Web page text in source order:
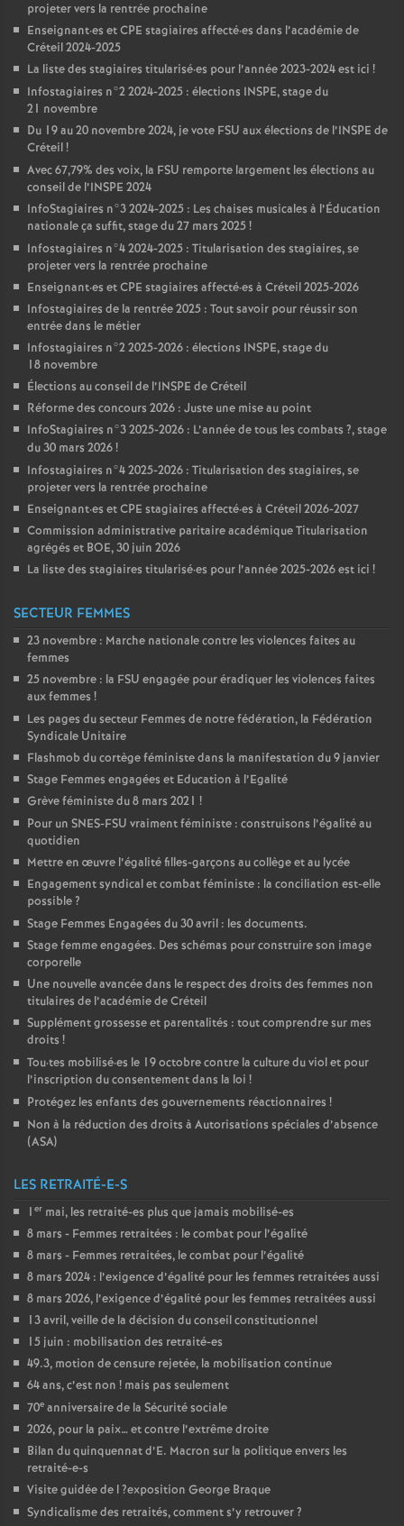
projeter vers la rentrée prochaine
Enseignant·es etCPE stagiaires affecté·es dans l’académie de
Créteil 2024-2025
La liste des stagiaires titularisé·es pour l’année 2023-2024 est ici !
Infostagiaires n°2 2024-2025 : élections INSPE, stage du
21 novembre
Du 19 au 20 novembre 2024, je vote FSU aux élections de l’INSPE de
Créteil!
Avec 67,79% des voix, la FSU remporte largement les élections au
conseil de l’INSPE 2024
InfoStagiaires n°3 2024-2025 : Les chaises musicales à l’Éducation
nationale ça suffit, stage du 27 mars 2025!
Infostagiaires n°4 2024-2025 : Titularisation des stagiaires, se
projeter vers la rentrée prochaine
Enseignant·es etCPE stagiaires affecté·es à Créteil 2025-2026
Infostagiaires de la rentrée 2025 : Tout savoir pour réussir son
entrée dans le métier
Infostagiaires n°2 2025-2026 : élections INSPE, stage du
18 novembre
Élections au conseil de l’INSPE de Créteil
Réforme des concours 2026 : Juste une mise au point
InfoStagiaires n°3 2025-2026 : L’année de tous les combats ?, stage
du 30 mars 2026!
Infostagiaires n°4 2025-2026 : Titularisation des stagiaires, se
projeter vers la rentrée prochaine
Enseignant·es etCPE stagiaires affecté·es à Créteil 2026-2027
Commission administrative paritaire académique Titularisation
agrégés et BOE, 30 juin 2026
La liste des stagiaires titularisé·es pour l’année 2025-2026 est ici !
SECTEUR FEMMES
23 novembre : Marche nationale contre les violences faites au
femmes
25 novembre : la FSU engagée pour éradiquer les violences faites
aux femmes !
Les pages du secteur Femmes de notre fédération, la Fédération
Syndicale Unitaire
Flashmob du cortège féministe dans la manifestation du 9 janvier
Stage Femmes engagées et Education à l’Egalité
Grève féministe du 8 mars 2021 !
Pour un SNES-FSU vraiment féministe : construisons l’égalité au
quotidien
Mettre en œuvre l’égalité filles-garçons au collège et au lycée
Engagement syndical et combat féministe : la conciliation est-elle
possible?
Stage Femmes Engagées du 30 avril : les documents.
Stage femme engagées. Des schémas pour construire son image
corporelle
Une nouvelle avancée dans le respect des droits des femmes non
titulaires de l’académie de Créteil
Supplément grossesse et parentalités : tout comprendre sur mes
droits !
Tou·tes mobilisé·es le 19 octobre contre la culture du viol et pour
l’inscription du consentement dans la loi !
Protégez les enfants des gouvernements réactionnaires !
Non à la réduction des droits à Autorisations spéciales d’absence
(ASA)
LES RETRAITÉ-E-S
1 er mai, les retraité-es plus que jamais mobilisé-es
8 mars - Femmes retraitées : le combat pour l’égalité
8 mars - Femmes retraitées, le combat pour l’égalité
8 mars 2024 : l’exigence d’égalité pour les femmes retraitées aussi
8 mars 2026, l’exigence d’égalité pour les femmes retraitées aussi
13 avril, veille de la décision du conseil constitutionnel
15 juin : mobilisation des retraité-es
49.3, motion de censure rejetée, la mobilisation continue
64 ans, c’est non ! mais pas seulement
70e anniversaire de la Sécurité sociale
2026, pour la paix… et contre l’extrême droite
Bilan du quinquennat d’E. Macron sur la politique envers les
retraité-e-s
Visite guidée de l?exposition George Braque
Syndicalisme des retraités, comment s’y retrouver?